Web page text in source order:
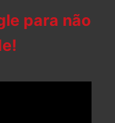
para não